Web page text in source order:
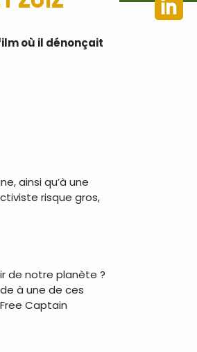
où il dénonçait
ainsi qu’à une
risque gros,
de notre planète ?
à une de ces
Captain